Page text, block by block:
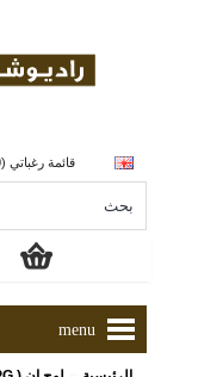
قائمة رغباتي (0)
menu